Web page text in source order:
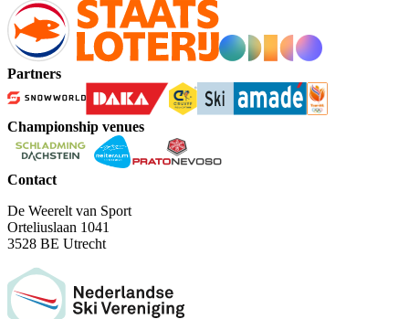
Partners
Championship venues
Contact
De Weerelt van Sport
Orteliuslaan 1041
3528 BE Utrecht